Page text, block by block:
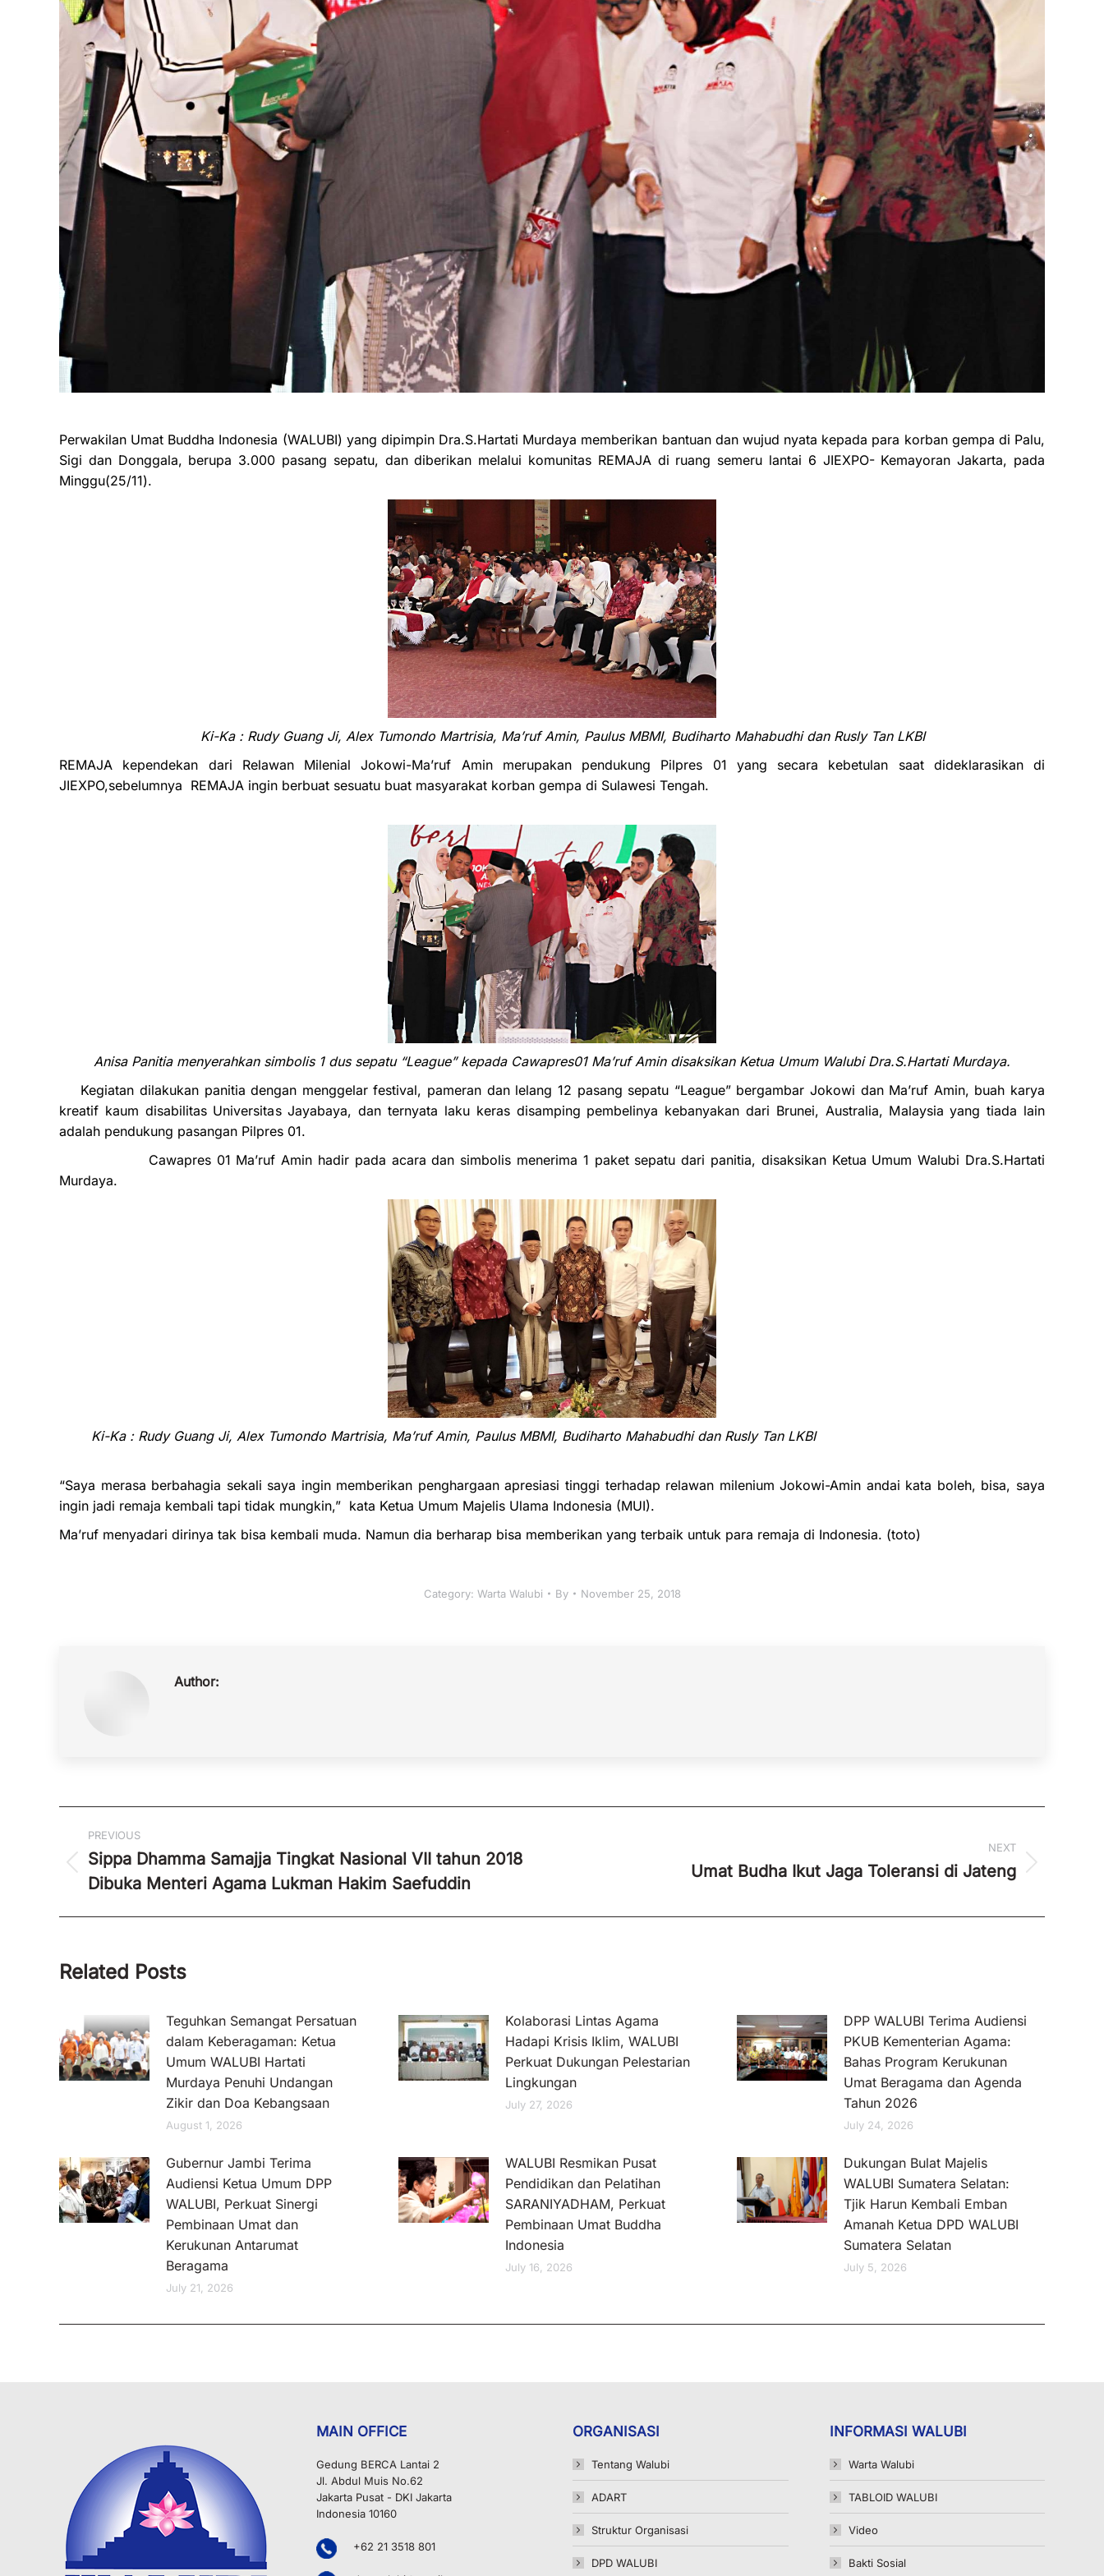
Perwakilan Umat Buddha Indonesia (WALUBI) yang dipimpin Dra.S.Hartati Murdaya memberikan bantuan dan wujud nyata kepada para korban gempa di Palu,
Sigi dan Donggala, berupa 3.000 pasang sepatu, dan diberikan melalui komunitas REMAJA di ruang semeru lantai 6 JIEXPO- Kemayoran Jakarta, pada
Minggu(25/11).
Ki-Ka : Rudy Guang Ji, Alex Tumondo Martrisia, Ma’ruf Amin, Paulus MBMI, Budiharto Mahabudhi dan Rusly Tan LKBI
REMAJA kependekan dari Relawan Milenial Jokowi-Ma’ruf Amin merupakan pendukung Pilpres 01 yang secara kebetulan saat dideklarasikan di
JIEXPO,sebelumnya REMAJA ingin berbuat sesuatu buat masyarakat korban gempa di Sulawesi Tengah.
Anisa Panitia menyerahkan simbolis 1 dus sepatu “League” kepada Cawapres01 Ma’ruf Amin disaksikan Ketua Umum Walubi Dra.S.Hartati Murdaya.
Kegiatan dilakukan panitia dengan menggelar festival, pameran dan lelang 12 pasang sepatu “League” bergambar Jokowi dan Ma’ruf Amin, buah karya
kreatif kaum disabilitas Universitas Jayabaya, dan ternyata laku keras disamping pembelinya kebanyakan dari Brunei, Australia, Malaysia yang tiada lain
adalah pendukung pasangan Pilpres 01.
Cawapres 01 Ma’ruf Amin hadir pada acara dan simbolis menerima 1 paket sepatu dari panitia, disaksikan Ketua Umum Walubi Dra.S.Hartati
Murdaya.
Ki-Ka : Rudy Guang Ji, Alex Tumondo Martrisia, Ma’ruf Amin, Paulus MBMI, Budiharto Mahabudhi dan Rusly Tan LKBI
“Saya merasa berbahagia sekali saya ingin memberikan penghargaan apresiasi tinggi terhadap relawan milenium Jokowi-Amin andai kata boleh, bisa, saya
ingin jadi remaja kembali tapi tidak mungkin,” kata Ketua Umum Majelis Ulama Indonesia (MUI).
Ma’ruf menyadari dirinya tak bisa kembali muda. Namun dia berharap bisa memberikan yang terbaik untuk para remaja di Indonesia. (toto)
Category: Warta Walubi By November 25, 2018
Author:
Post
navigation
PREVIOUS
Previous
post:
Sippa Dhamma Samajja Tingkat Nasional VII tahun 2018
Dibuka Menteri Agama Lukman Hakim Saefuddin
NEXT
Umat Budha Ikut Jaga Toleransi di Jateng
Related Posts
Teguhkan Semangat Persatuan
dalam Keberagaman: Ketua
Umum WALUBI Hartati
Murdaya Penuhi Undangan
Zikir dan Doa Kebangsaan
August 1, 2026
Kolaborasi Lintas Agama
Hadapi Krisis Iklim, WALUBI
Perkuat Dukungan Pelestarian
Lingkungan
July 27, 2026
DPP WALUBI Terima Audiensi
PKUB Kementerian Agama:
Bahas Program Kerukunan
Umat Beragama dan Agenda
Tahun 2026
July 24, 2026
Gubernur Jambi Terima
Audiensi Ketua Umum DPP
WALUBI, Perkuat Sinergi
Pembinaan Umat dan
Kerukunan Antarumat
Beragama
July 21, 2026
WALUBI Resmikan Pusat
Pendidikan dan Pelatihan
SARANIYADHAM, Perkuat
Pembinaan Umat Buddha
Indonesia
July 16, 2026
Dukungan Bulat Majelis
WALUBI Sumatera Selatan:
Tjik Harun Kembali Emban
Amanah Ketua DPD WALUBI
Sumatera Selatan
July 5, 2026
MAIN OFFICE
Gedung BERCA Lantai 2
Jl. Abdul Muis No.62
Jakarta Pusat - DKI Jakarta
Indonesia 10160
+62 21 3518 801
ORGANISASI
Tentang Walubi
ADART
Struktur Organisasi
DPD WALUBI
INFORMASI WALUBI
Warta Walubi
TABLOID WALUBI
Video
Bakti Sosial